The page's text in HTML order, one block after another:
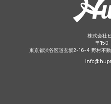
株式会社
〒
東京都渋谷区道玄坂2-16-4 野村不